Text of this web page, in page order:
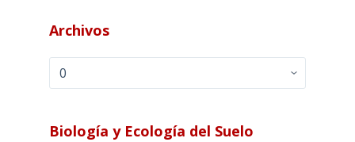
Archivos
Archivos
Biología y Ecología del Suelo